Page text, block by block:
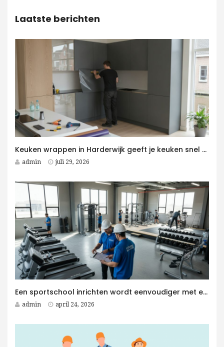
Laatste berichten
Keuken wrappen in Harderwijk geeft je keuken snel een moderne upgrade
admin juli 29, 2026
Een sportschool inrichten wordt eenvoudiger met een Fitness Aannemer aan je zijde
admin april 24, 2026